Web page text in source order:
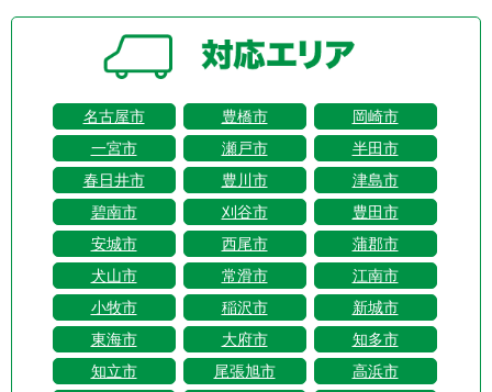
名古屋市 豊橋市
岡崎市
一宮市
瀬戸市
半田市
春日井市
豊川市
津島市
碧南市
刈谷市
豊田市
安城市
西尾市
蒲郡市
犬山市
常滑市
江南市
小牧市
稲沢市
新城市
東海市
大府市
知多市
知立市
尾張旭市
高浜市